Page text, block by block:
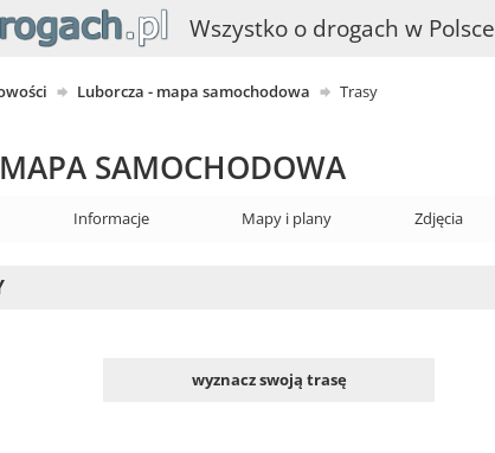
Wszystko o drogach w Polsce
Luborcza - mapa samochodowa Trasy
SAMOCHODOWA
Informacje Mapy i plany Zdjęcia
wyznacz swoją trasę